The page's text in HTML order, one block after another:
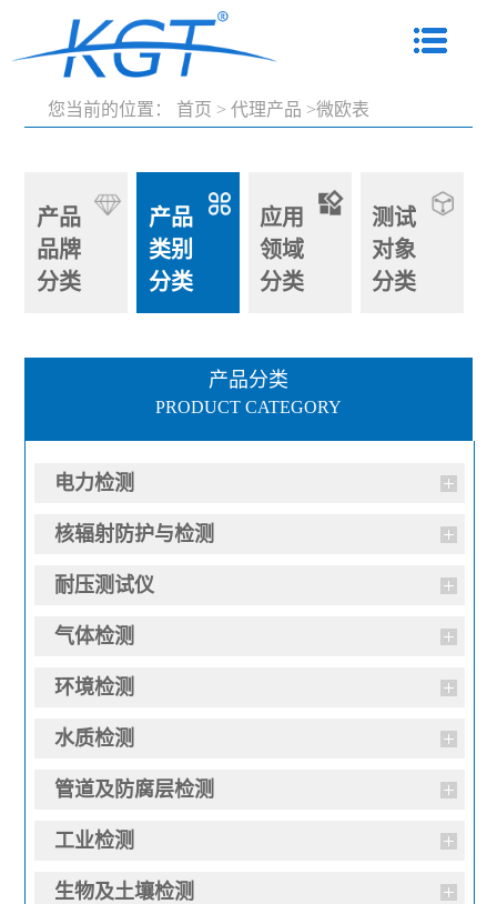
您当前的位置： 首页 > 代理产品 >微欧表
产品
品牌
分类
产品
类别
分类
应用
领域
分类
测试
对象
分类
产品分类
PRODUCT CATEGORY
电力检测
核辐射防护与检测
耐压测试仪
气体检测
环境检测
水质检测
管道及防腐层检测
工业检测
生物及土壤检测